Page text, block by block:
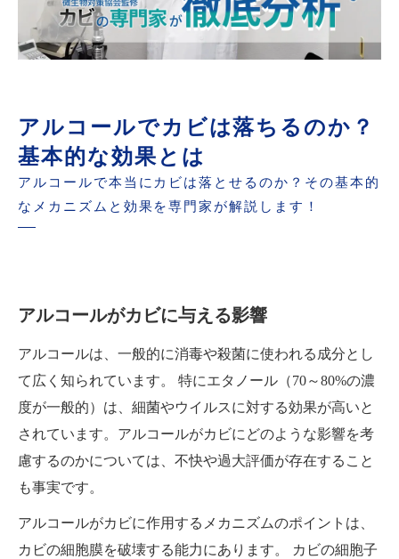
アルコールでカビは落ちるのか？
基本的な効果とは
アルコールで本当にカビは落とせるのか？その基本的
なメカニズムと効果を専門家が解説します！
アルコールがカビに与える影響
アルコールは、一般的に消毒や殺菌に使われる成分とし
て広く知られています。 特にエタノール（70～80%の濃
度が一般的）は、細菌やウイルスに対する効果が高いと
されています。アルコールがカビにどのような影響を考
慮するのかについては、不快や過大評価が存在すること
も事実です。
アルコールがカビに作用するメカニズムのポイントは、
カビの細胞膜を破壊する能力にあります。 カビの細胞子